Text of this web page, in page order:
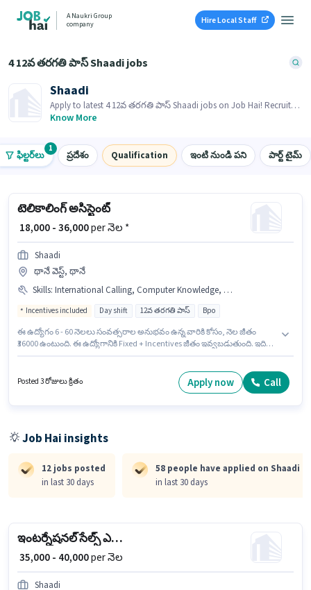
A Naukri Group
company
Hire Local Staff
4 12వ తరగతి పాస్ Shaadi jobs
Shaadi
Apply to latest 4 12వ తరగతి పాస్ Shaadi jobs on Job Hai! Recruiter
is actively hiring in your area.
Know More
ఫిల్టర్‌లు
1
ప్రదేశం Qualification ఇంటి నుండి పని పార్ట్ టైమ్
టెలికాలింగ్ అసిస్టెంట్
₹ 18,000 - 36,000per నెల *
Shaadi
థానే వెస్ట్, థానే
Skills: International Calling, Computer Knowledge, Query Resolution, Non-voice/Chat Process, Domestic Calling
Incentives included Day shift 12వ తరగతి పాస్ Bpo
ఈ ఉద్యోగం 6 - 60 నెలలు సంవత్సరాల అనుభవం ఉన్న వారికి కోసం, నెల జీతం
₹36000 ఉంటుంది. ఈ ఉద్యోగానికి Fixed + Incentives జీతం ఇవ్వబడుతుంది. ఇది
Domestic Calling, International Calling, Query Resolution, Non-
voice/Chat Process వంటి నైపుణ్యాలు ఉండాలి. Shaadi కస్టమర్ మద్దతు /
Posted 3 రోజులు క్రితం Apply now Call
Job Hai insights
12 jobs posted
in last 30 days
58 people have applied on Shaadi
in last 30 days
ఇంటర్నేషనల్ సేల్స్ ఎగ్జిక్యూటివ్
₹ 35,000 - 40,000per నెల
Shaadi